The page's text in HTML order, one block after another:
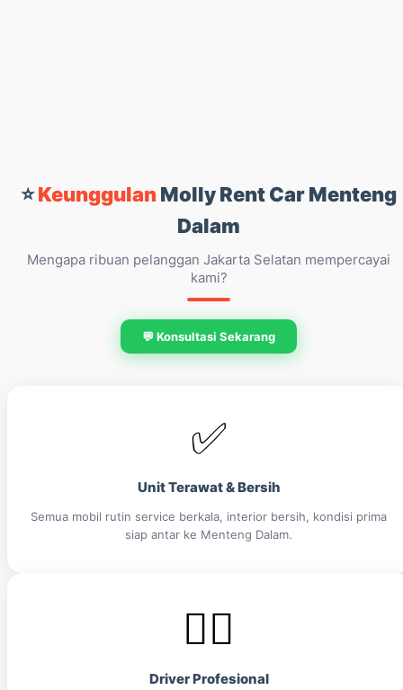
⭐KeunggulanMolly Rent Car Menteng
Dalam
Mengapa ribuan pelanggan Jakarta Selatan mempercayai
kami?
💬 Konsultasi Sekarang
✅
Unit Terawat & Bersih
Semua mobil rutin service berkala, interior bersih, kondisi prima
siap antar ke Menteng Dalam.
👨‍✈️
Driver Profesional